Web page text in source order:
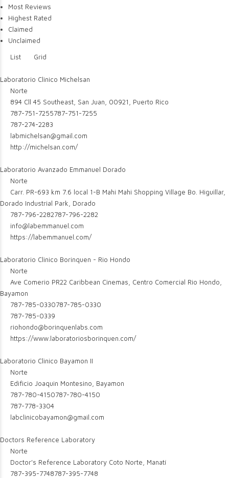
Most Reviews
Highest Rated
Claimed
Unclaimed
List
Grid
Laboratorio Clinico Michelsan
Norte
894 Cll 45 Southeast, San Juan, 00921, Puerto Rico
787-751-7255787-751-7255
787-274-2283
labmichelsan@gmail.com
http://michelsan.com/
Laboratorio Avanzado Emmanuel Dorado
Norte
Carr. PR-693 km 7.6 local 1-B Mahi Mahi Shopping Village Bo. Higuillar,
Dorado Industrial Park, Dorado
787-796-2282787-796-2282
info@labemmanuel.com
https://labemmanuel.com/
Laboratorio Clinico Borinquen - Rio Hondo
Norte
Ave Comerio PR22 Caribbean Cinemas, Centro Comercial Rio Hondo,
Bayamon
787-785-0330787-785-0330
787-785-0339
riohondo@borinquenlabs.com
https://www.laboratoriosborinquen.com/
Laboratorio Clinico Bayamon II
Norte
Edificio Joaquin Montesino, Bayamon
787-780-4150787-780-4150
787-778-3304
labclinicobayamon@gmail.com
Doctors Reference Laboratory
Norte
Doctor's Reference Laboratory Coto Norte, Manatí
787-395-7748787-395-7748